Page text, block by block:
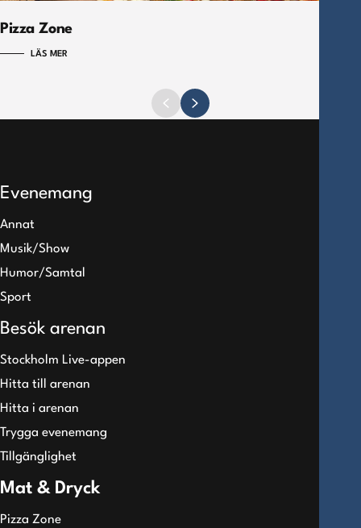
Pizza Zone
LÄS MER
Evenemang
Annat
Musik/Show
Humor/Samtal
Sport
Besök arenan
Stockholm Live-appen
Hitta till arenan
Hitta i arenan
Trygga evenemang
Tillgänglighet
Mat & Dryck
Pizza Zone